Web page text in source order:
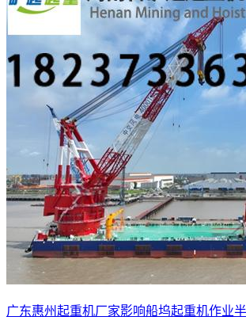
广东惠州起重机厂家影响船坞起重机作业